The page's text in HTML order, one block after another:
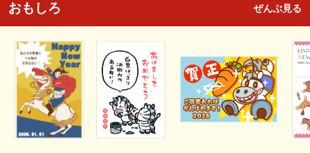
おもしろ ぜんぶ見る